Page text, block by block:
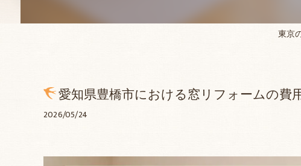
ルーバー雨戸・シャ
東京
愛知県豊橋市における窓リフォームの
2026/05/24